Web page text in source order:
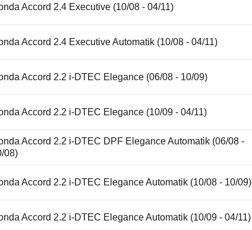
Accord 2.4 Executive (10/08 - 04/11)
Accord 2.4 Executive Automatik (10/08 - 04/11)
Accord 2.2 i-DTEC Elegance (06/08 - 10/09)
Accord 2.2 i-DTEC Elegance (10/09 - 04/11)
Accord 2.2 i-DTEC DPF Elegance Automatik (06/08 -
08)
Accord 2.2 i-DTEC Elegance Automatik (10/08 - 10/09)
Accord 2.2 i-DTEC Elegance Automatik (10/09 - 04/11)